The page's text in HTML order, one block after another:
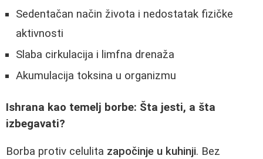
Sedentačan način života i nedostatak fizičke
aktivnosti
Slaba cirkulacija i limfna drenaža
Akumulacija toksina u organizmu
Ishrana kao temelj borbe: Šta jesti, a šta
izbegavati?
Borba protiv celulita započinje u kuhinji. Bez